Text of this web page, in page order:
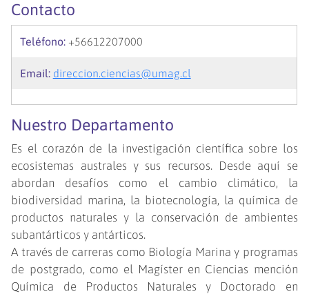
Contacto
Teléfono:+56612207000
Email: direccion.ciencias@umag.cl
Nuestro Departamento
Es el corazón de la investigación científica sobre los
ecosistemas australes y sus recursos. Desde aquí se
abordan desafíos como el cambio climático, la
biodiversidad marina, la biotecnología, la química de
productos naturales y la conservación de ambientes
subantárticos y antárticos.
A través de carreras como Biología Marina y programas
de postgrado, como el Magíster en Ciencias mención
Química de Productos Naturales y Doctorado en